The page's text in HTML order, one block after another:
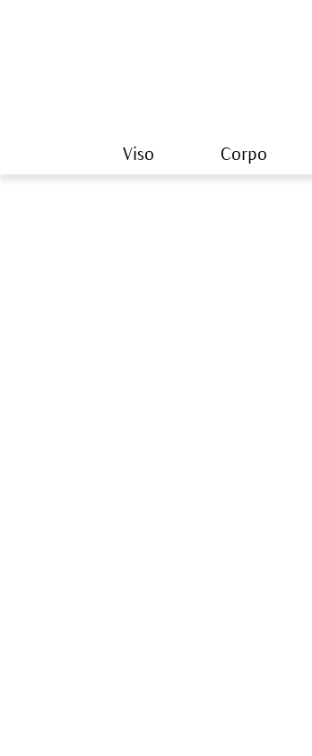
Viso Corpo